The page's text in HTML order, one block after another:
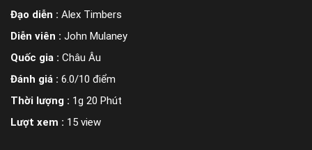
Đạo diễn : Alex Timbers
Diễn viên : John Mulaney
Quốc gia : Châu Âu
Đánh giá : 6.0/10 điểm
Thời lượng : 1g 20 Phút
Lượt xem : 15 view